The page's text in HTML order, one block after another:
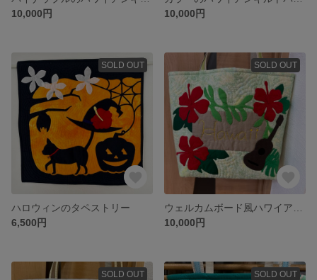
10,000円
10,000円
SOLD OUT
ハロウィンのタペストリー
6,500円
SOLD OUT
10,000円
SOLD OUT SOLD OUT